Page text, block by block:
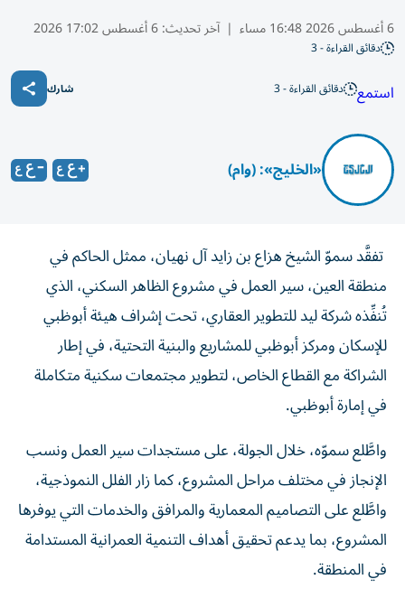
6 أغسطس 2026 16:48 مساء | آخر تحديث:6 أغسطس 17:02 2026
دقائق القراءة - 3
استمع دقائق القراءة - 3 شارك
«الخليج»: (وام)
تفقَّد سموّ الشيخ هزاع بن زايد آل نهيان، ممثل الحاكم في
منطقة العين، سير العمل في مشروع الظاهر السكني، الذي
تُنفِّذه شركة ليد للتطوير العقاري، تحت إشراف هيئة أبوظبي
للإسكان ومركز أبوظبي للمشاريع والبنية التحتية، في إطار
الشراكة مع القطاع الخاص، لتطوير مجتمعات سكنية متكاملة
في إمارة أبوظبي.
واطَّلع سموّه، خلال الجولة، على مستجدات سير العمل ونسب
الإنجاز في مختلف مراحل المشروع، كما زار الفلل النموذجية،
واطَّلع على التصاميم المعمارية والمرافق والخدمات التي يوفرها
المشروع، بما يدعم تحقيق أهداف التنمية العمرانية المستدامة
في المنطقة.